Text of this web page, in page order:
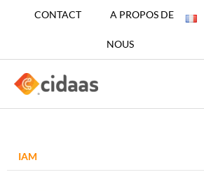
CONTACT A PROPOS DE
NOUS
IAM